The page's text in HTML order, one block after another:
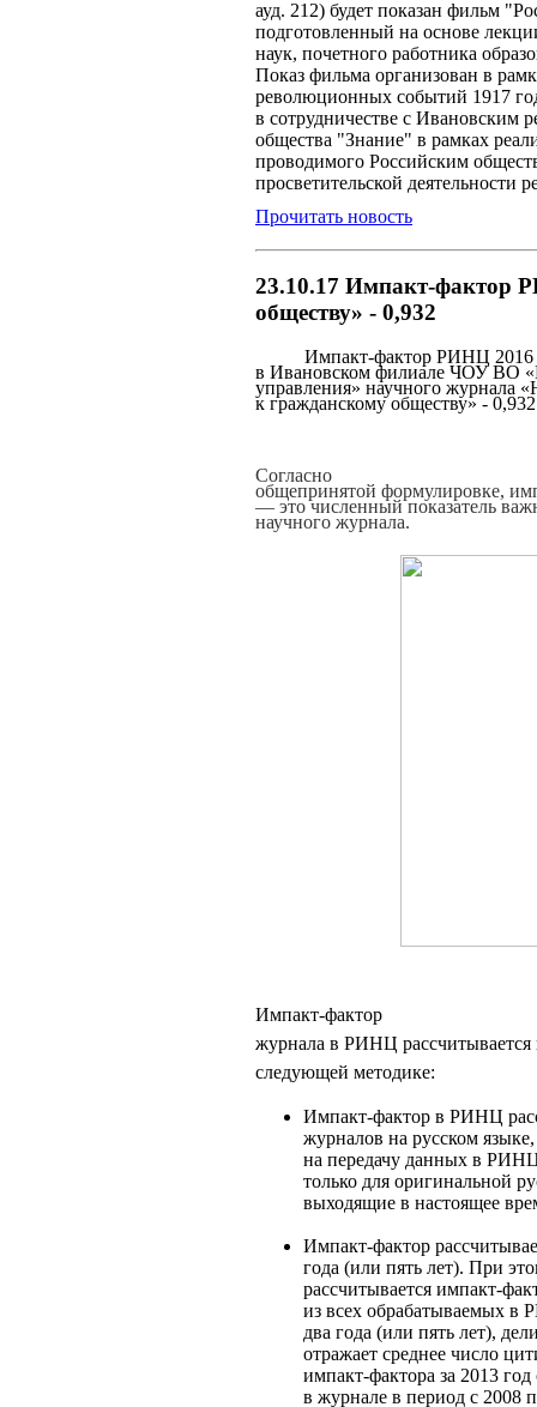
ауд. 212) будет показан фильм
подготовленный на основе
наук, почетного работника
Показ фильма организован в
революционных событий 1917
в сотрудничестве с Ивановским
общества "Знание" в рамках
проводимого Российским
просветительской деятельности
Прочитать новость
23.10.17 Импакт-фактор
обществу» - 0,932
Импакт-фактор РИНЦ 2016
в Ивановском филиале ЧОУ ВО
управления» научного журнала
к гражданскому обществу» -
Согласно
общепринятой формулировке,
— это численный показатель
научного журнала.
Импакт-фактор
журнала в РИНЦ рассчитывается
следующей методике:
Импакт-фактор в РИНЦ
журналов на русском
на передачу данных в
только для оригинальной
выходящие в настоящее
Импакт-фактор
года (или пять лет). При
рассчитывается импакт-
из всех обрабатываемых в
два года (или пять лет),
отражает среднее число
импакт-фактора за 2013
в журнале в период с 2008